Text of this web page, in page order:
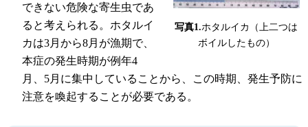
写真1.ホタルイカ（上二つは
ボイルしたもの）
できない危険な寄生虫であ
ると考えられる。ホタルイ
カは3月から8月が漁期で、
本症の発生時期が例年4
月、5月に集中していることから、この時期、発生予防に
注意を喚起することが必要である。